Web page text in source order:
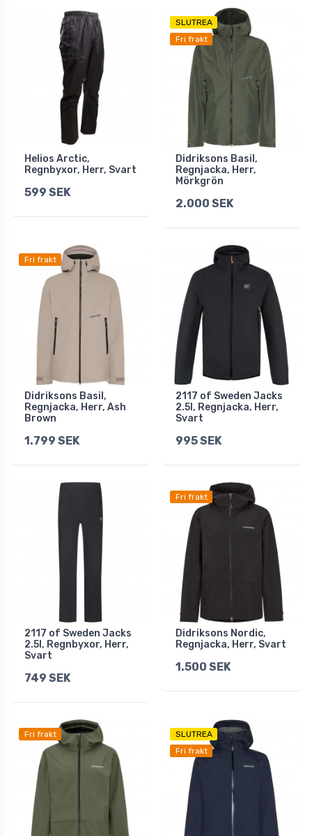
Helios Arctic,
Regnbyxor, Herr, Svart
599 SEK
SLUTREA
Fri frakt
Didriksons Basil,
Regnjacka, Herr,
Mörkgrön
2.000 SEK
Fri frakt
Didriksons Basil,
Regnjacka, Herr, Ash
Brown
1.799 SEK
2117 of Sweden Jacks
2.5l, Regnjacka, Herr,
Svart
995 SEK
2117 of Sweden Jacks
2.5l, Regnbyxor, Herr,
Svart
749 SEK
Fri frakt
Didriksons Nordic,
Regnjacka, Herr, Svart
1.500 SEK
Fri frakt
SLUTREA
Fri frakt